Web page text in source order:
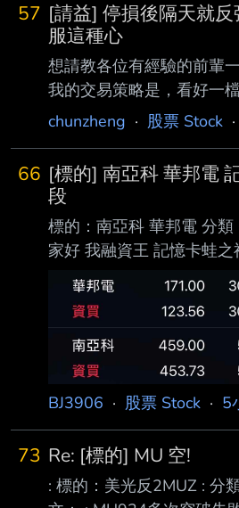
57 [請益] 停損後隔天就
服這種心
想請教各位有經驗的前輩
我的交易策略是，看好一
定設 5% 停損。 但最近遇
停損出場了，結果隔天卻
停損價以上。 每次看到這
懷疑自己： 是不是應該多
可以少賠一點？ 可是另一
因為期待反彈而延後停損
背了原本設定好的交易紀
這種情況都是怎麼處理的
實戰經驗，謝謝！ -----
chunzheng · 股票 Stock ·
66 [標的] 南亞科 華邦電
段
標的：南亞科 華邦電 分
家好 我融資王 記憶卡蛙之
跌 台股不跌 很明顯有人
反攻 閃迪盤前暴跌都是
一波主升段開始 圖：上
場南亞科 https://
退場機制： 短波30%停利
再跌 沒有停損空間 -----
https://files.
BJ3906 · 股票 Stock · 5
73 Re: [標的] MU 空!
: 標的：美光反2MUZ : 分